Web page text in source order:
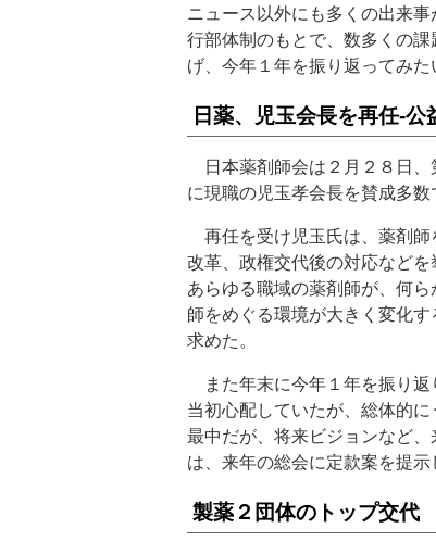
ニュース以外にも多くの出来
行部体制のもとで、数多くの
げ、今年１年を振り返ってみた
日薬、児玉会長を再任‐
日本薬剤師会は２月２８日、
に現職の児玉孝会長を賛成多数
再任を受け児玉氏は、薬剤師
改革、政権交代後の対応など
あらゆる職域の薬剤師が、何
師をめぐる環境が大きく変化
求めた。
また年末に今年１年を振り返
当初心配していたが、総体的
最中だが、将来ビジョンなど
は、来年の総会に定款案を提示
製薬２団体のトップ交代